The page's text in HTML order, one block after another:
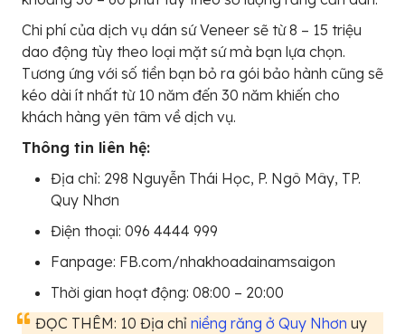
Chi phí của dịch vụ dán sứ Veneer sẽ từ 8 – 15 triệu
dao động tùy theo loại mặt sứ mà bạn lựa chọn.
Tương ứng với số tiền bạn bỏ ra gói bảo hành cũng sẽ
kéo dài ít nhất từ 10 năm đến 30 năm khiến cho
khách hàng yên tâm về dịch vụ.
Thông tin liên hệ:
Địa chỉ: 298 Nguyễn Thái Học, P. Ngô Mây, TP.
Quy Nhơn
Điện thoại: 096 4444 999
Fanpage: FB.com/nhakhoadainamsaigon
Thời gian hoạt động: 08:00 – 20:00
ĐỌC THÊM: 10 Địa chỉ niềng răng ở Quy Nhơn uy